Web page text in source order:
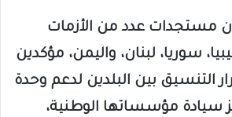
مستجدات عدد من الأزمات
سوريا، لبنان، واليمن، مؤكدين
التنسيق بين البلدين لدعم وحدة
سيادة مؤسساتها الوطنية،